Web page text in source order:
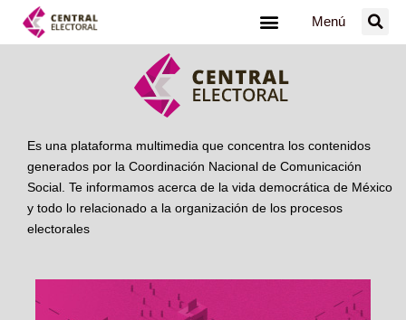
Menú
Es una plataforma multimedia que concentra los contenidos
generados por la Coordinación Nacional de Comunicación
Social. Te informamos acerca de la vida democrática de México
y todo lo relacionado a la organización de los procesos
electorales